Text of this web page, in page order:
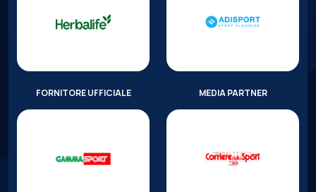
FORNITORE UFFICIALE MEDIA PARTNER